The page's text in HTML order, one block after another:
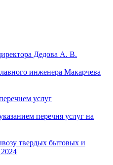
Дедова А. В.
инженера Макарчева
услуг
перечня услуг на
твердых бытовых и